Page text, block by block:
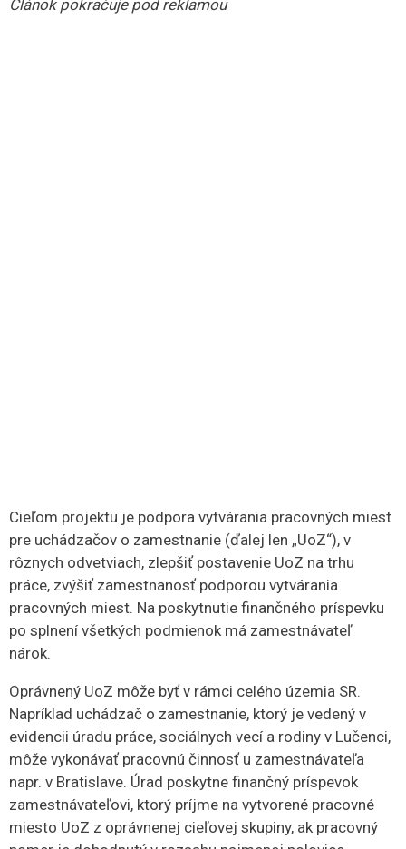
Článok pokračuje pod reklamou
Cieľom projektu je podpora vytvárania pracovných miest
pre uchádzačov o zamestnanie (ďalej len „UoZ“), v
rôznych odvetviach, zlepšiť postavenie UoZ na trhu
práce, zvýšiť zamestnanosť podporou vytvárania
pracovných miest. Na poskytnutie finančného príspevku
po splnení všetkých podmienok má zamestnávateľ
nárok.
Oprávnený UoZ môže byť v rámci celého územia SR.
Napríklad uchádzač o zamestnanie, ktorý je vedený v
evidencii úradu práce, sociálnych vecí a rodiny v Lučenci,
môže vykonávať pracovnú činnosť u zamestnávateľa
napr. v Bratislave. Úrad poskytne finančný príspevok
zamestnávateľovi, ktorý príjme na vytvorené pracovné
miesto UoZ z oprávnenej cieľovej skupiny, ak pracovný